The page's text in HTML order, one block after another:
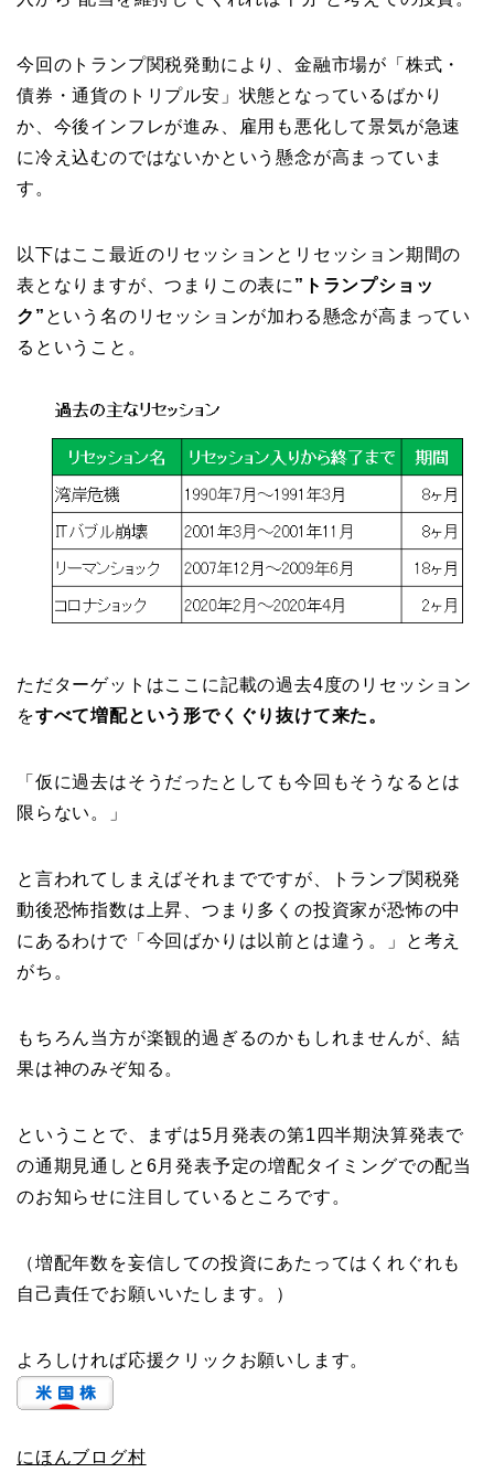
今回のトランプ関税発動により、金融市場が「株式・
債券・通貨のトリプル安」状態となっているばかり
か、今後インフレが進み、雇用も悪化して景気が急速
に冷え込むのではないかという懸念が高まって いま
す。
以下はここ最近のリセッションとリセッション期間の
表となりますが、つまりこの表に ”トランプショッ
ク” という名のリセッションが加わる懸念が高まってい
るということ。
ただターゲットはここに記載の過去4度のリセッション
をすべて増配という形でくぐり抜けて来た。
「仮に過去はそうだったとしても今回もそうなるとは
限らない。」
と言われてしまえばそれまでですが、トランプ関税発
動後恐怖指数は上昇、つまり多くの投資家が恐怖の中
にあるわけで「今回ばかりは以前とは違う。」と考え
がち。
もちろん当方が楽観的過ぎるのかもしれませんが、結
果は神のみぞ知る。
ということで、まずは5月発表の第1四半期決算発表で
の通期見通しと6月発表予定の増配タイミングでの配当
のお知らせに注目しているところです。
（増配年数を妄信しての投資にあたってはくれぐれも
自己責任でお願いいたします。）
よろしければ応援クリックお願いします。
にほんブログ村